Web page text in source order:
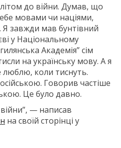
до війни. Думав, що
мовами чи націями,
завжди мав бунтівний
у Національному
Академія” сім
на українську мову. А я
люблю, коли тиснуть.
Говорив частіше
Це було давно.
— написав
на своїй сторінці у